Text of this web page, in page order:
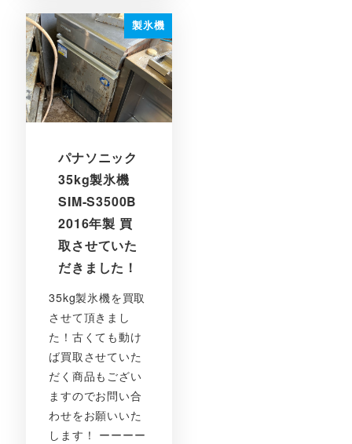
製氷機
パナソニック
35kg製氷機
SIM-S3500B
2016年製 買
取させていた
だきました！
35kg製氷機を買取
させて頂きまし
た！古くても動け
ば買取させていた
だく商品もござい
ますのでお問い合
わせをお願いいた
します！ ーーーー